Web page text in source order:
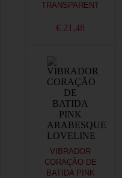
TRANSPARENT
€ 21,48
VIBRADOR
CORAÇÃO DE
BATIDA PINK